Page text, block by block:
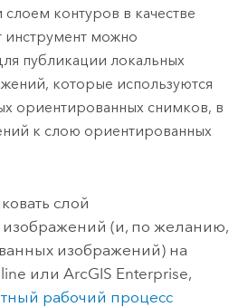
контуров в качестве
инструмент можно
публикации локальных
которые используются
ориентированных снимков, в
к слою ориентированных
слой
(и, по желанию,
изображений) на
или ArcGIS Enterprise,
рабочий процесс